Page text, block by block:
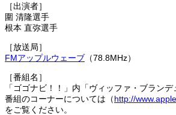
［出演者］
圍 清隆選手
根本 直弥選手
［放送局］
FMアップルウェーブ （78.8MHz）
［番組名］
「ゴゴナビ！！」内「ヴィッファ・ブランデ
番組のコーナーについては（http://
をご覧ください。